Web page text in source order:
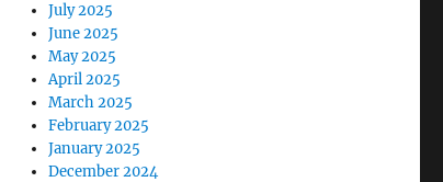
July 2025
June 2025
May 2025
April 2025
March 2025
February 2025
January 2025
December 2024